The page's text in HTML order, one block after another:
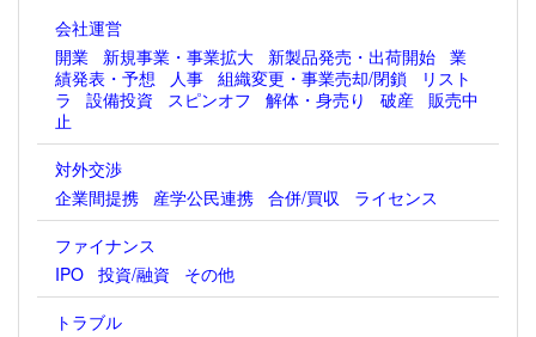
会社運営
開業
新規事業・事業拡大 新製品発売・出荷開始 業
績発表・予想
人事 組織変更・事業売却/閉鎖
リスト
ラ
設備投資 スピンオフ 解体・身売り 破産 販売中
止
対外交渉
企業間提携
産学公民連携 合併/買収
ライセンス
ファイナンス
IPO 投資/融資
その他
トラブル